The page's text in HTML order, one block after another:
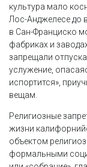
культура мало
Лос-Анджелесе до
в Сан-Франциско
фабриках и
запрещали
услужение,
испортится»,
вещам.
Религиозные
жизни
объектом
формальными